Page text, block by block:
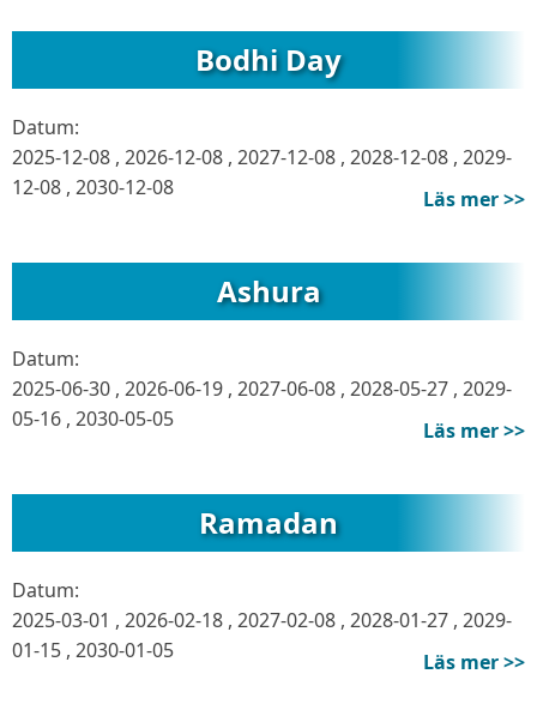
Bodhi Day
Datum:
2025-12-08 , 2026-12-08 , 2027-12-08 , 2028-12-08 , 2029-
12-08 , 2030-12-08 Läs mer >>
Ashura
Datum:
2025-06-30 , 2026-06-19 , 2027-06-08 , 2028-05-27 , 2029-
05-16 , 2030-05-05 Läs mer >>
Ramadan
Datum:
2025-03-01 , 2026-02-18 , 2027-02-08 , 2028-01-27 , 2029-
01-15 , 2030-01-05 Läs mer >>